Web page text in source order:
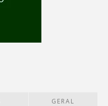
GERAL